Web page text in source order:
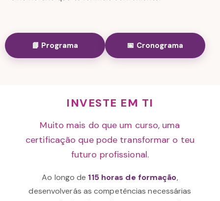
📘 Programa 📅 Cronograma
INVESTE EM TI
Muito mais do que um curso, uma
certificação que pode transformar o teu
futuro profissional.
Ao longo de 115 horas de formação,
desenvolverás as competências necessárias